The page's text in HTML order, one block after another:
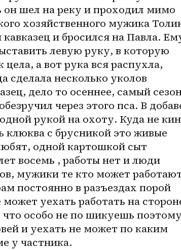
он шел на реку и проходил мимо
хозяйственного мужика
и бросился на Павла.
левую руку, в которую
цела, а вот рука вся распухла,
несколько уколов
дело то осеннее, самый
через этого пса. В
рукой на охоту. Куда не
с брусникой это живые
одной картошкой сыт
восемь , работы нет и люди
мужики те кто может
постоянно в разъездах порой
уехать работать на
особо не по шикуешь поэтому
и уехать не может по каким
у частника.